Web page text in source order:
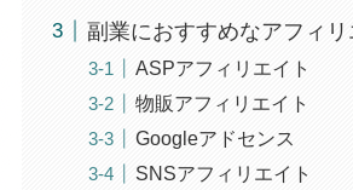
副業におすすめなアフィ
ASPアフィリエイト
物販アフィリエイト
Googleアドセンス
SNSアフィリエイト